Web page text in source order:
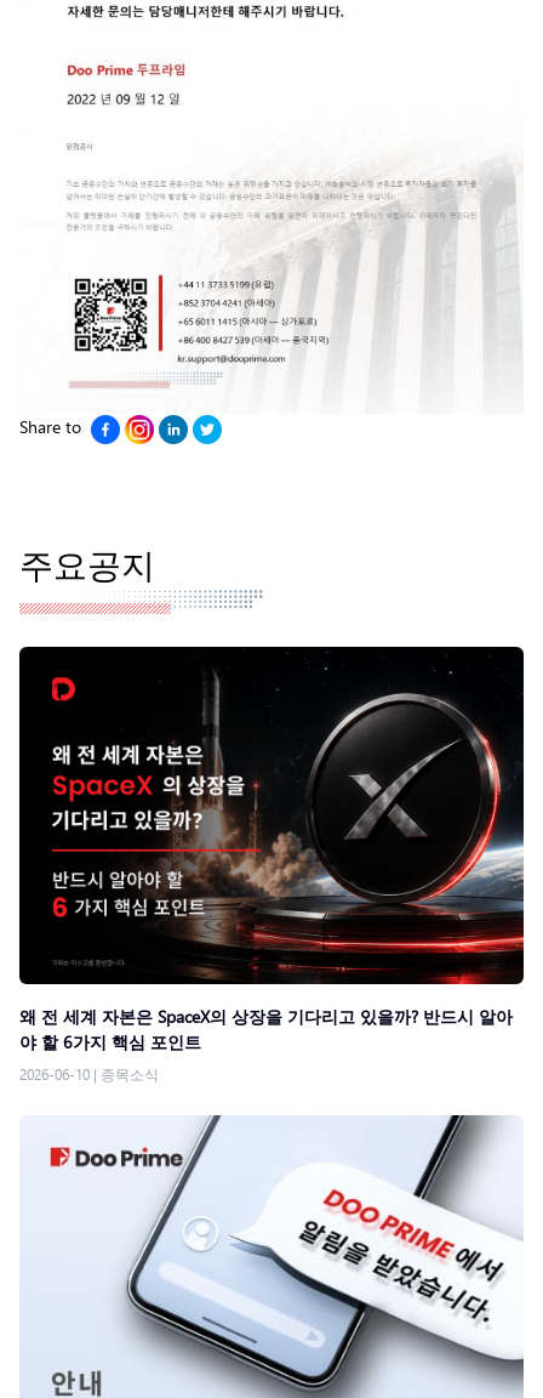
Share to
주요공지
왜 전 세계 자본은 SpaceX의 상장을 기다리고 있을까? 반드시 알아
야 할 6가지 핵심 포인트
2026-06-10 | 종목소식